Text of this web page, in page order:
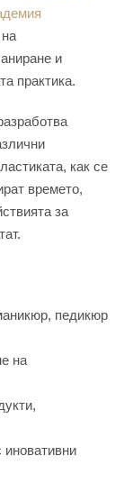
и
практика.
как се
времето,
за
педикюр
на
иновативни